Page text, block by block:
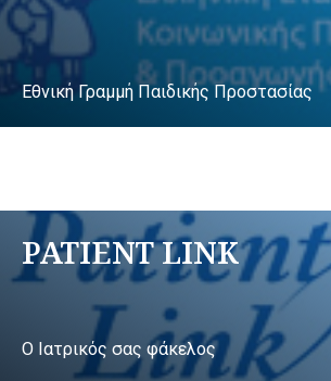
Εθνική Γραμμή Παιδικής Προστασίας
PATIENT LINK
Ο Ιατρικός σας φάκελος